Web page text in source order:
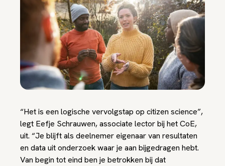
“Het is een logische vervolgstap op citizen science”,
legt Eefje Schrauwen, associate lector bij het CoE,
uit. “Je blijft als deelnemer eigenaar van resultaten
en data uit onderzoek waar je aan bijgedragen hebt.
Van begin tot eind ben je betrokken bij dat